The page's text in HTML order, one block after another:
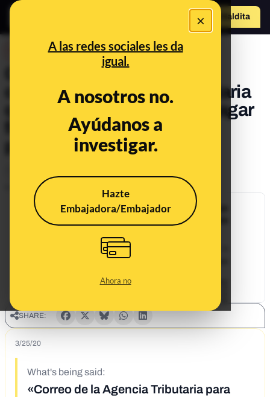
×
A las redes sociales les da
igual.
A nosotros no.
Ayúdanos a
investigar.
Hazte
Embajadora/Embajador
Ahora no
Hazte Maldita
Cuidado con un supuesto
correo de la Agencia Tributaria
que reclama a empresas pagar
facturas por los ERTE: es
phishing
Publicado el
SHARE:
3/25/20
What's being said:
«Correo de la Agencia Tributaria para